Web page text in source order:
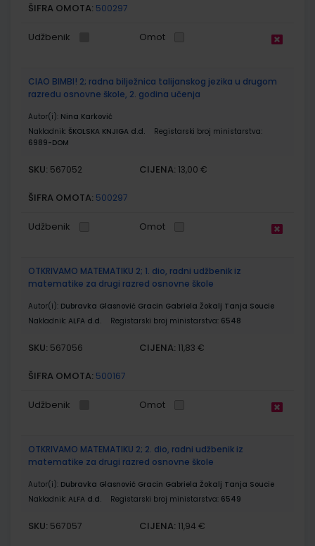
ŠIFRA OMOTA: 500297
Udžbenik Omot
CIAO BIMBI! 2; radna bilježnica talijanskog jezika u drugom
razredu osnovne škole, 2. godina učenja
Autor(i): Nina Karković
Nakladnik: ŠKOLSKA KNJIGA d.d.
Registarski broj ministarstva:
6989-DOM
SKU: 567052 CIJENA: 13,00 €
ŠIFRA OMOTA: 500297
Udžbenik Omot
OTKRIVAMO MATEMATIKU 2; 1. dio, radni udžbenik iz
matematike za drugi razred osnovne škole
Autor(i): Dubravka Glasnović Gracin Gabriela Žokalj Tanja Soucie
Nakladnik: ALFA d.d. Registarski broj ministarstva: 6548
SKU: 567056 CIJENA: 11,83 €
ŠIFRA OMOTA: 500167
Udžbenik Omot
OTKRIVAMO MATEMATIKU 2; 2. dio, radni udžbenik iz
matematike za drugi razred osnovne škole
Autor(i): Dubravka Glasnović Gracin Gabriela Žokalj Tanja Soucie
Nakladnik: ALFA d.d. Registarski broj ministarstva: 6549
SKU: 567057 CIJENA: 11,94 €